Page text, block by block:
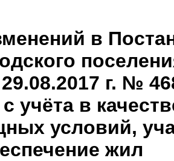
в
г. №
учёта в
условий,
жил